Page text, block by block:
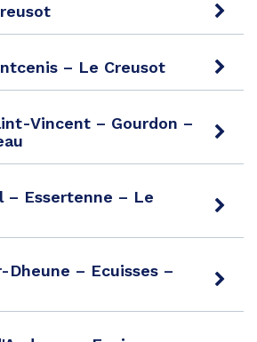
– Le Creusot
Vincent – Gourdon –
– Essertenne – Le
– Ecuisses –